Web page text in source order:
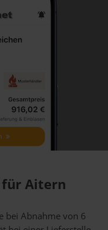
Aitern
bei Abnahmevon 6